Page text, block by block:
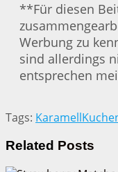
**Für diesen
Werbung zu
sind allerdings
entsprechen
Tags: Karamell
Related Posts